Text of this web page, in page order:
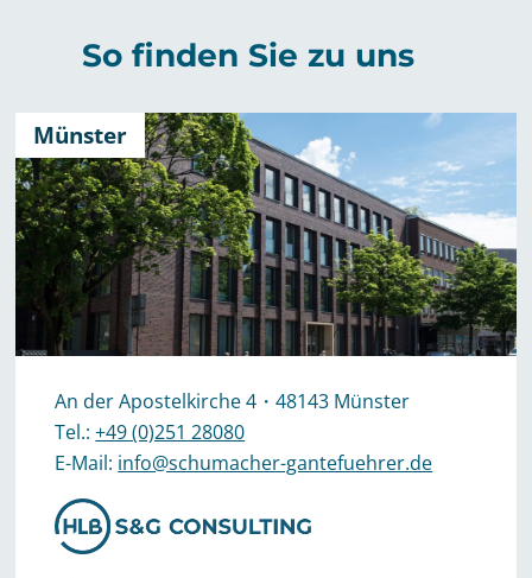
So finden Sie zu uns
Münster
An der Apostelkirche 4・48143 Münster
Tel.:+49 (0)251 28080
E-Mail: info@schumacher-gantefuehrer.de